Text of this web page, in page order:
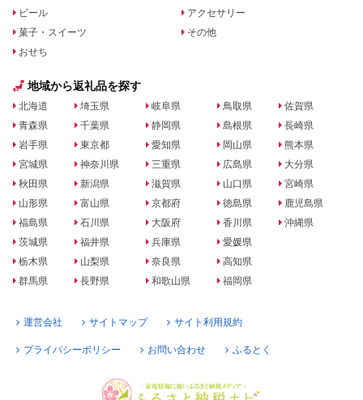
ビール
菓子・スイーツ
おせち
アクセサリー
その他
地域から返礼品を探す
北海道
青森県
岩手県
宮城県
秋田県
山形県
福島県
茨城県
栃木県
群馬県
埼玉県
千葉県
東京都
神奈川県
新潟県
富山県
石川県
福井県
山梨県
長野県
岐阜県
静岡県
愛知県
三重県
滋賀県
京都府
大阪府
兵庫県
奈良県
和歌山県
鳥取県
島根県
岡山県
広島県
山口県
徳島県
香川県
愛媛県
高知県
福岡県
佐賀県
長崎県
熊本県
大分県
宮崎県
鹿児島県
沖縄県
運営会社 サイトマップ サイト利用規約
プライバシーポリシー お問い合わせ ふるとく